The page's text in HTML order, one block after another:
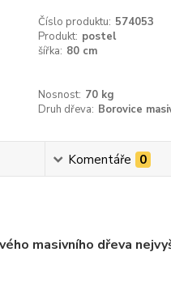
Číslo produktu: 574053
Produkt: postel
šířka: 80 cm
Nosnost: 70 kg
Druh dřeva: Borovice
Komentáře 0
masivního dřeva